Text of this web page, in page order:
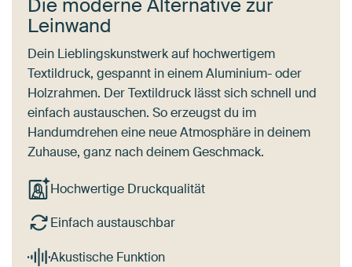
Leinwand
Dein Lieblingskunstwerk auf hochwertigem
Textildruck, gespannt in einem Aluminium- oder
Holzrahmen. Der Textildruck lässt sich schnell und
einfach austauschen. So erzeugst du im
Handumdrehen eine neue Atmosphäre in deinem
Zuhause, ganz nach deinem Geschmack.
Hochwertige Druckqualität
Einfach austauschbar
Akustische Funktion